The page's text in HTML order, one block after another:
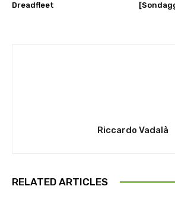
Dreadfleet
Riccardo Vadalà
RELATED ARTICLES